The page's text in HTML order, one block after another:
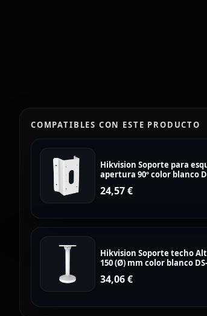
COMPATIBLES CON ESTE PRODUCTO
Hikvision Soporte para
apertura 90º color blanco
24,57€
Hikvision Soporte techo
150 (Ø) mm color blanco DS-
34,06€